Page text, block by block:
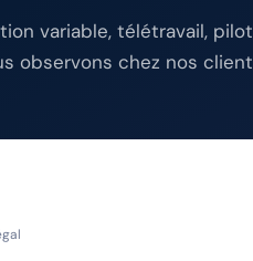
variable, télétravail,
observons chez nos